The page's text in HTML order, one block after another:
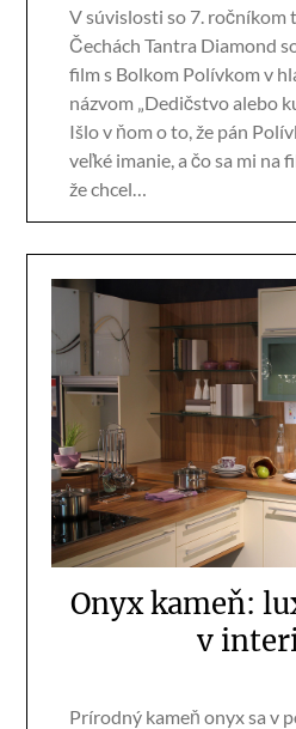
V súvislosti so 7. ročníkom
Čechách Tantra Diamond
film s Bolkom Polívkom v
názvom „Dedičstvo alebo
Išlo v ňom o to, že pán
veľké imanie, a čo sa mi na
že chcel…
Onyx kameň:
v
Prírodný kameň onyx sa v